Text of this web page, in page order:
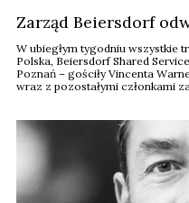
Zarząd Beiersdorf
W ubiegłym tygodniu wszystkie
Polska, Beiersdorf Shared
Poznań – gościły Vincenta
wraz z pozostałymi członkami
aktualnie fabryce w Polsce.